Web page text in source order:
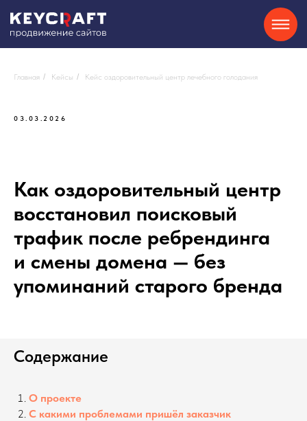
Telegram
Главная / Кейсы / Кейс оздоровительный центр лечебного голодания
03.03.2026
Как оздоровительный центр
восстановил поисковый
трафик после ребрендинга
и смены домена — без
упоминаний старого бренда
Содержание
О проекте
С какими проблемами пришёл заказчик